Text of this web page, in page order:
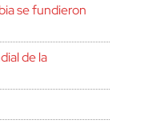
se fundieron
de la